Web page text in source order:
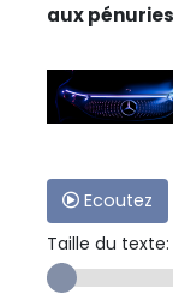
aux
Ecoutez
Taille du texte: